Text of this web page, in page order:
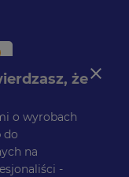
że
o wyrobach
do
na
-
close